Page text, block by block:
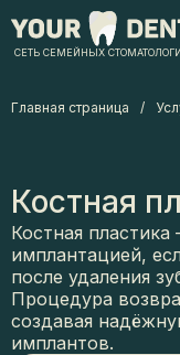
СЕТЬ СЕМЕЙНЫХ
Главная страница /
Костная
Костная
имплантацией,
после удаления
Процедура
создавая
имплантов.